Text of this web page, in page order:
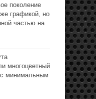
поколение
графикой, но
частью на
многоцветный
минимальным